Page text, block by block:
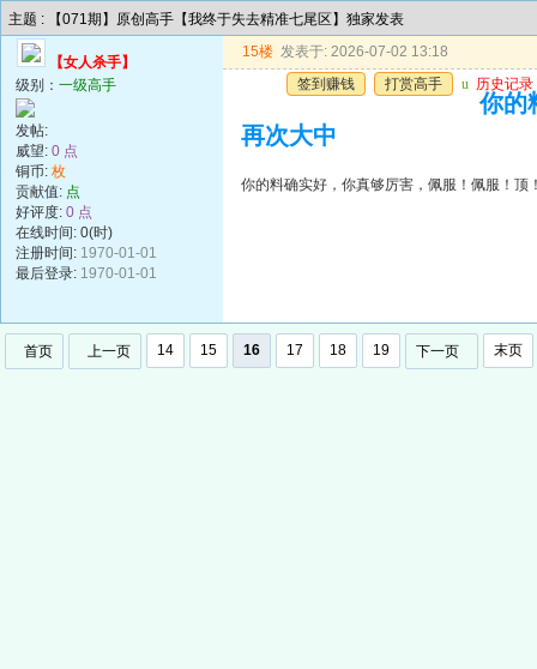
主题 : 【071期】原创高手【我终于失去精准七尾区】独家发表
【女人杀手】
级别： 一级高手
发帖:
威望: 0 点
铜币: 枚
贡献值: 点
好评度: 0 点
在线时间: 0(时)
注册时间: 1970-01-01
最后登录: 1970-01-01
15楼 发表于: 2026-07-02 13:18
签到赚钱
打赏高手 u 历史记录
你的
再次大中
你的料确实好，你真够厉害，佩服！佩服！顶
首页 上一页 14 15 16 17 18 19 下一页 末页